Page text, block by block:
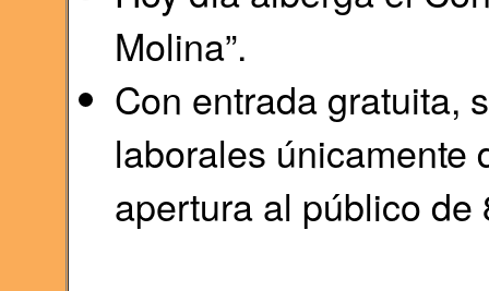
Molina”.
Con entrada gratuita,
laborales únicamente
apertura al público de